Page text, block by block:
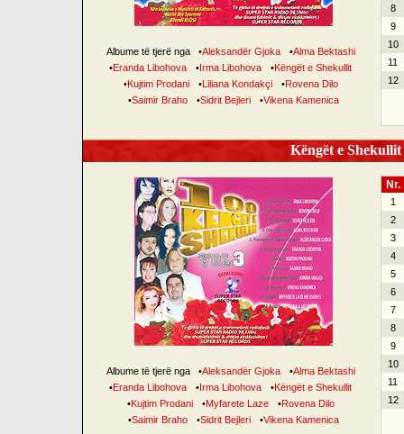
Albume të tjerë nga •Aleksandër Gjoka •Alma Bektashi
•Eranda Libohova •Irma Libohova •Këngët e Shekullit
•Kujtim Prodani •Liliana Kondakçi •Rovena Dilo
•Saimir Braho •Sidrit Bejleri •Vikena Kamenica
8
9
10
11
12
Këngët e
Albume të tjerë nga •Aleksandër Gjoka •Alma Bektashi
•Eranda Libohova •Irma Libohova •Këngët e Shekullit
•Kujtim Prodani •Myfarete Laze •Rovena Dilo
•Saimir Braho •Sidrit Bejleri •Vikena Kamenica
Nr.
1
2
3
4
5
6
7
8
9
10
11
12